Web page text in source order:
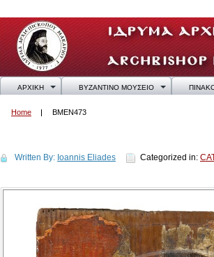
ΑΡΧΙΚΗ ΒΥΖΑΝΤΙΝΟ ΜΟΥΣΕΙΟ
Home BMEN473
Written By: Ioannis Eliades Categorized in: